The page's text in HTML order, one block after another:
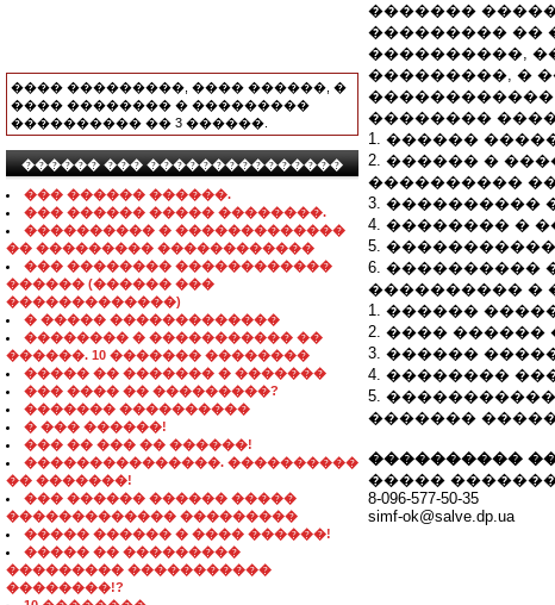
���� ���������, ���� ������, �
���� �������� � ���������
���������� �� 3 ������.
������ ��� ���������������
��� ������ ������.
��� ������ ����� ��������.
���������� � �������������
�� ��������� ������������
��� �������� ������������
������ (������ ���
�������������)
� ����� �������������
�������� � ����������� ��
������. 10 ������� ��������
����� �� ������� � �������
��� ���� �� ���������?
������� ����������
� ��� ������!
��� �� ��� �� ������!
���������������. ����������
�� �������!
��� ������ ������ �����
������������� ���������
����� ������ � ���� ������!
����� �� ���������
��������� �����������
��������!?
�������
��������� ��
����������,
���������, �
��������
1. ������
2. ������ �
����������
3. ����������
4. �������� �
5.
6. ����������
���������� �
1. ������
2. ����
3. ������
4. ��������
5.
�������
����������
�����
8-096-577-50-35
simf-ok@salve.dp.ua